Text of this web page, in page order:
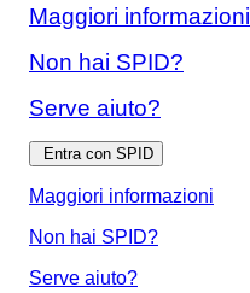
Maggiori informazioni
Non hai SPID?
Serve aiuto?
Entra con SPID
Maggiori informazioni
Non hai SPID?
Serve aiuto?